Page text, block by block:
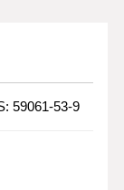
59061-53-9